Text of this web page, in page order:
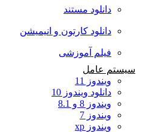
دانلود مستند
دانلود کارتون و انیمیشن
فیلم آموزشی
سیستم عامل
ویندوز 11
دانلود ویندوز 10
ویندوز 8 و 8.1
ویندوز 7
ویندوز xp